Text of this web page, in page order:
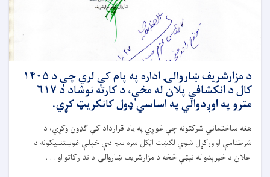
د مزارشریف ښاروالۍ اداره په پام کې لري چې د ۱۴۰۵
کال د انکشافي پلان له مخې، د کارته نوشاد د ۶۱۷
مترو په اوږدوالي په اساسي ډول کانکریټ کړي.
هغه ساختماني شرکتونه چې غواړي په یاد قرارداد کې ګډون وکړي، د
شرطنامې او ورکړل شوي لګښت اټکل سره سم دې خپلې غوښتنلیکونه د
اعلان د خپرېدو له نېټې څخه د مزارشریف ښاروالۍ د تدارکاتو او . . .